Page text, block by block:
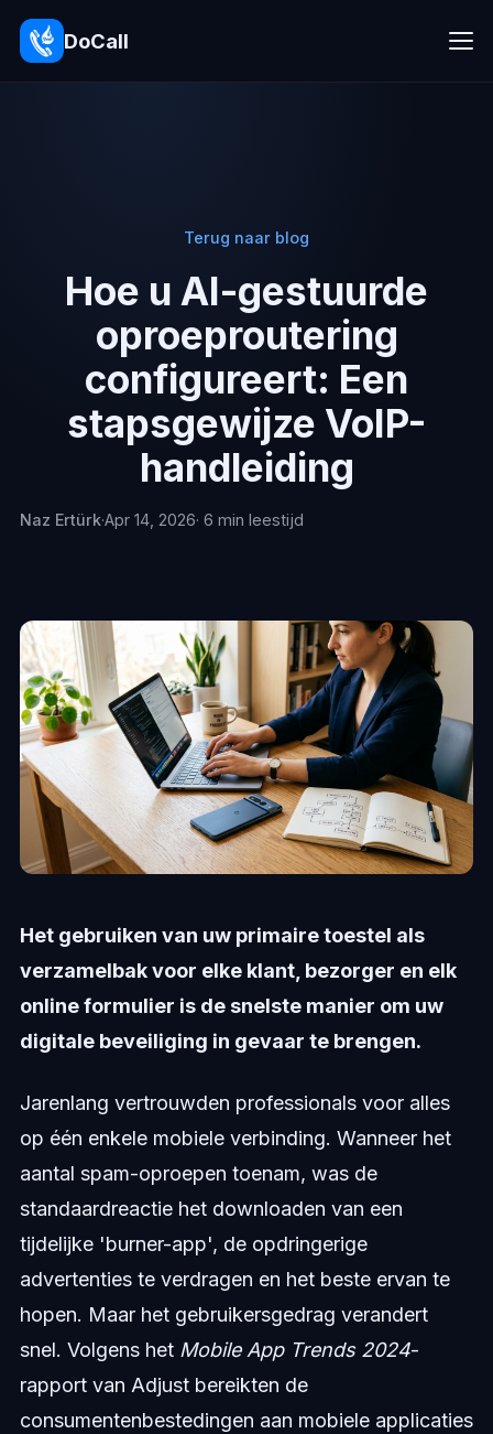
DoCall
Terug naar blog
Hoe u AI-gestuurde
oproeproutering
configureert: Een
stapsgewijze VoIP-
handleiding
Naz Ertürk·Apr 14, 2026· 6 min leestijd
Het gebruiken van uw primaire toestel als
verzamelbak voor elke klant, bezorger en elk
online formulier is de snelste manier om uw
digitale beveiliging in gevaar te brengen.
Jarenlang vertrouwden professionals voor alles
op één enkele mobiele verbinding. Wanneer het
aantal spam-oproepen toenam, was de
standaardreactie het downloaden van een
tijdelijke 'burner-app', de opdringerige
advertenties te verdragen en het beste ervan te
hopen. Maar het gebruikersgedrag verandert
snel. Volgens het Mobile App Trends 2024-
rapport van Adjust bereikten de
consumentenbestedingen aan mobiele applicaties